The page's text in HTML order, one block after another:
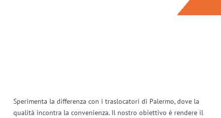
Sperimenta la differenza con i traslocatori di Palermo, dove la
qualità incontra la convenienza. Il nostro obiettivo è rendere il